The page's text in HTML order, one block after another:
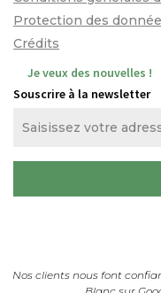
Protection des
Crédits
Je veux des nouvelles !
Souscrire à la newsletter
Nos clients nous font